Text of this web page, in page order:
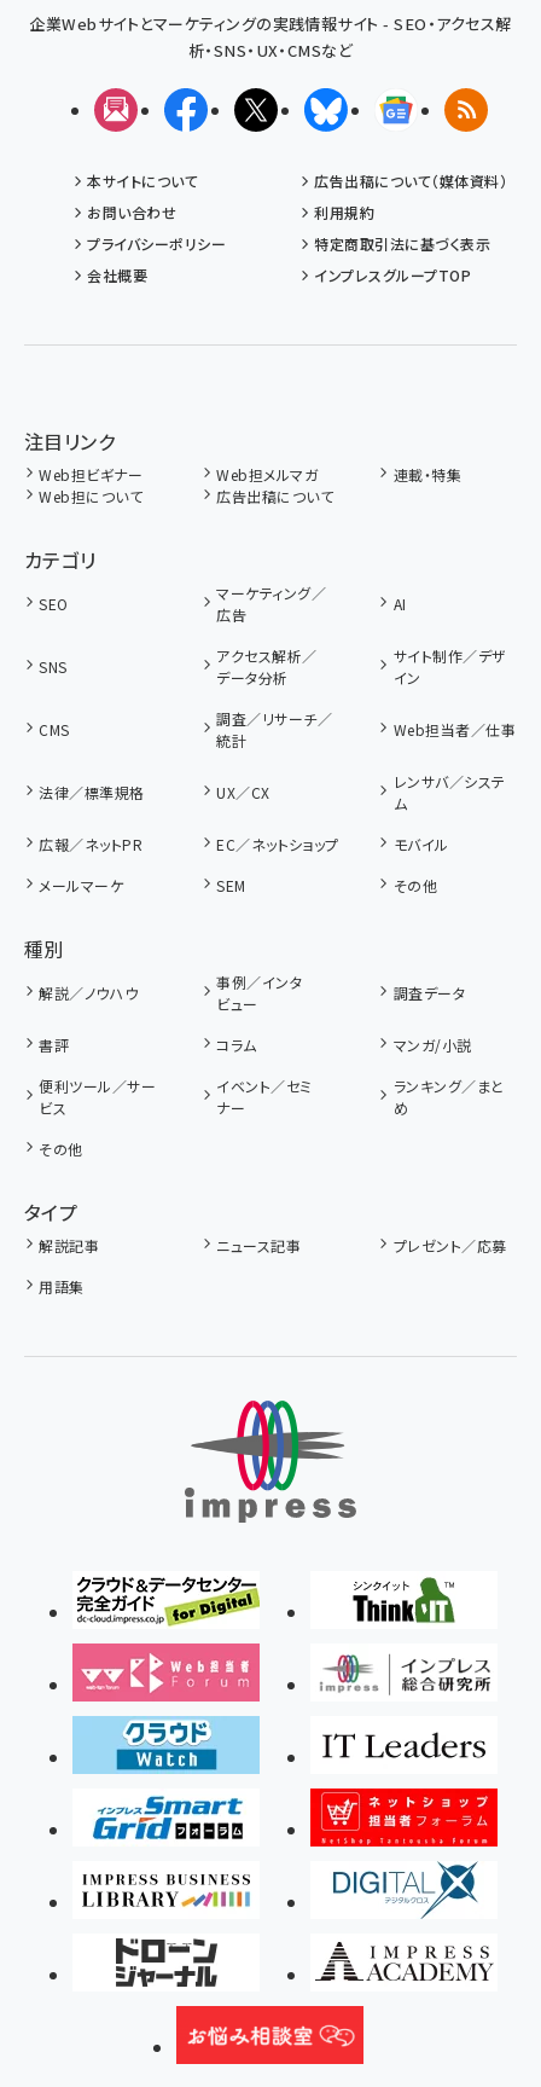
企業Webサイトとマーケティングの実践情報サイト - SEO・アクセス解
析・SNS・UX・CMSなど
メルマガFacebookX(エックス)BlueskyGoogleニュ
RSS
本サイトについて
広告出稿について（媒体資料）
お問い合わせ
利用規約
プライバシーポリシー
特定商取引法に基づく表示
会社概要
インプレスグループTOP
注目リンク
Web担ビギナー Web担メルマガ
連載・特集
Web担について
広告出稿について
カテゴリ
SEO
マーケティング／
広告
AI
SNS
アクセス解析／
データ分析
サイト制作／デザ
イン
CMS
調査／リサーチ／
統計
Web担当者／仕事
法律／標準規格 UX／CX
レンサバ／システ
ム
広報／ネットPR
EC／ネットショップ
モバイル
メールマーケ
SEM その他
種別
解説／ノウハウ
事例／インタ
ビュー
調査データ
書評 コラム
マンガ/小説
便利ツール／サー
ビス
イベント／セミ
ナー
ランキング／まと
め
その他
タイプ
解説記事 ニュース記事
プレゼント／応募
用語集